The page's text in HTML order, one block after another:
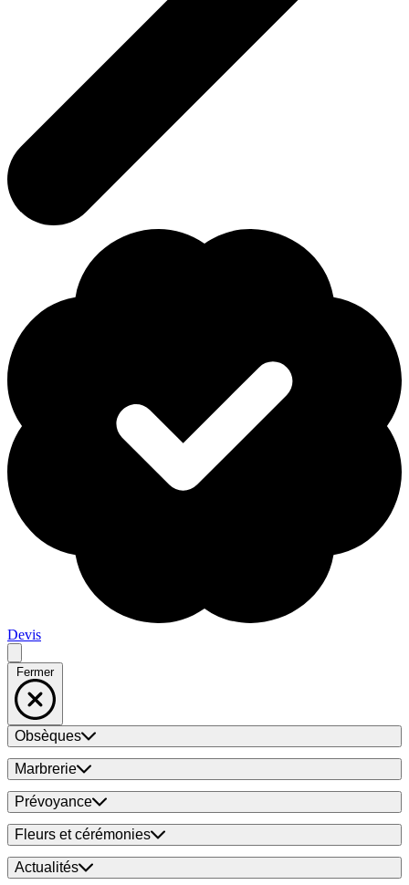
Devis
Fermer
Obsèques
Marbrerie
Prévoyance
Fleurs et cérémonies
Actualités